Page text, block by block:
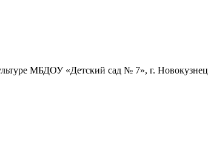
МБДОУ «Детский сад № 7», г.